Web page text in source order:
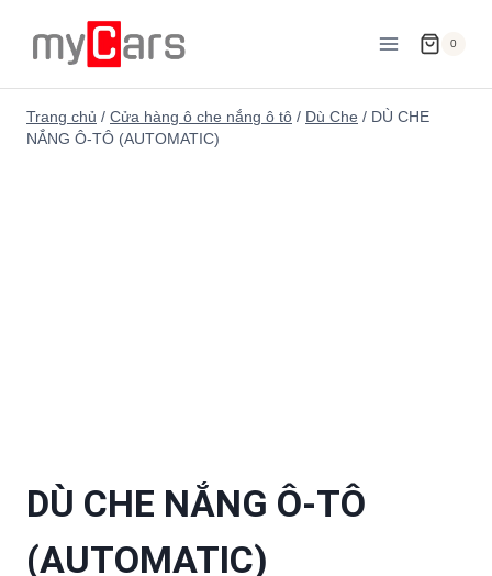
content
0
Trang chủ / Cửa hàng ô che nắng ô tô / Dù Che / DÙ CHE
NẮNG Ô-TÔ (AUTOMATIC)
DÙ CHE NẮNG Ô-TÔ
(AUTOMATIC)